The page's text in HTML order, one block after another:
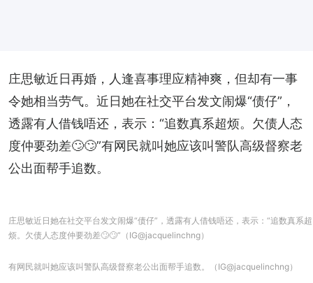
庄思敏近日再婚，人逢喜事理应精神爽，但却有一事
令她相当劳气。近日她在社交平台发文闹爆“债仔”，
透露有人借钱唔还，表示：“追数真系超烦。欠债人态
度仲要劲差🙄🙄”有网民就叫她应该叫警队高级督察老
公出面帮手追数。
庄思敏近日她在社交平台发文闹爆“债仔”，透露有人借钱唔还，表示：“追数真系超
烦。欠债人态度仲要劲差🙄🙄”（IG@jacquelinchng）
有网民就叫她应该叫警队高级督察老公出面帮手追数。（IG@jacquelinchng）